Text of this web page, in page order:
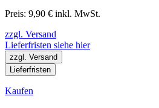
Preis: 9,90 € inkl. MwSt.
zzgl. Versand
Lieferfristen siehe hier
zzgl. Versand
Lieferfristen
Kaufen